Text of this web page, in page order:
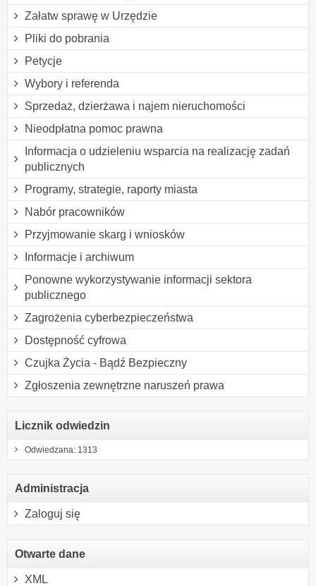
Załatw sprawę w Urzędzie
Pliki do pobrania
Petycje
Wybory i referenda
Sprzedaż, dzierżawa i najem nieruchomości
Nieodpłatna pomoc prawna
Informacja o udzieleniu wsparcia na realizację zadań
publicznych
Programy, strategie, raporty miasta
Nabór pracowników
Przyjmowanie skarg i wniosków
Informacje i archiwum
Ponowne wykorzystywanie informacji sektora
publicznego
Zagrożenia cyberbezpieczeństwa
Dostępność cyfrowa
Czujka Życia - Bądź Bezpieczny
Zgłoszenia zewnętrzne naruszeń prawa
Licznik odwiedzin
Odwiedzana: 1313
Administracja
Zaloguj się
Otwarte dane
XML